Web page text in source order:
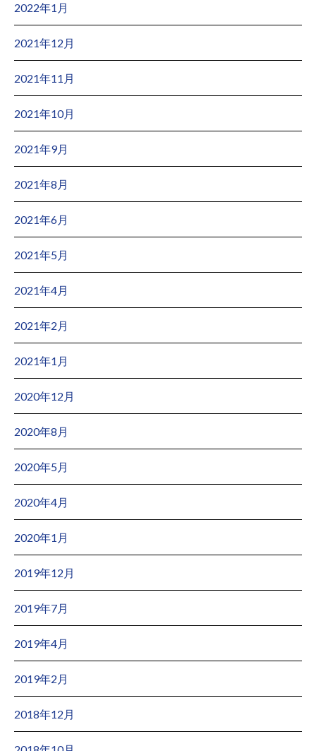
2022年1月
2021年12月
2021年11月
2021年10月
2021年9月
2021年8月
2021年6月
2021年5月
2021年4月
2021年2月
2021年1月
2020年12月
2020年8月
2020年5月
2020年4月
2020年1月
2019年12月
2019年7月
2019年4月
2019年2月
2018年12月